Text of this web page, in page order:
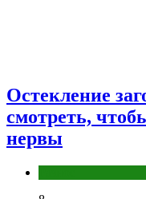
Остекление
смотреть,
нервы